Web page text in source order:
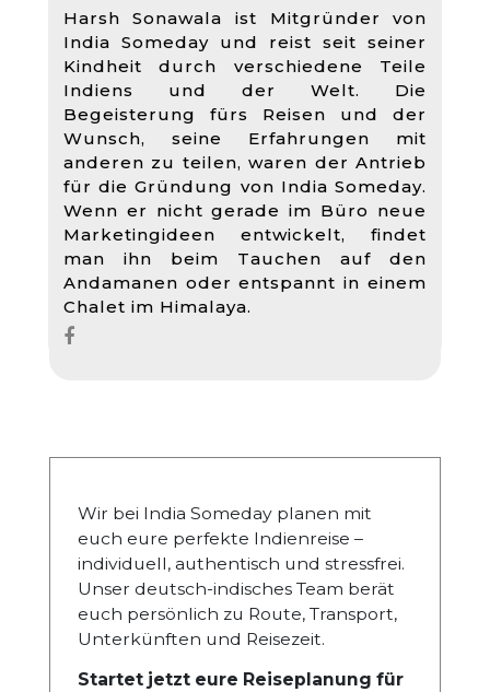
Harsh Sonawala ist Mitgründer von
India Someday und reist seit seiner
Kindheit durch verschiedene Teile
Indiens und der Welt. Die
Begeisterung fürs Reisen und der
Wunsch, seine Erfahrungen mit
anderen zu teilen, waren der Antrieb
für die Gründung von India Someday.
Wenn er nicht gerade im Büro neue
Marketingideen entwickelt, findet
man ihn beim Tauchen auf den
Andamanen oder entspannt in einem
Chalet im Himalaya.
Wir bei India Someday planen mit
euch eure perfekte Indienreise –
individuell, authentisch und stressfrei.
Unser deutsch-indisches Team berät
euch persönlich zu Route, Transport,
Unterkünften und Reisezeit.
Startet jetzt eure Reiseplanung für